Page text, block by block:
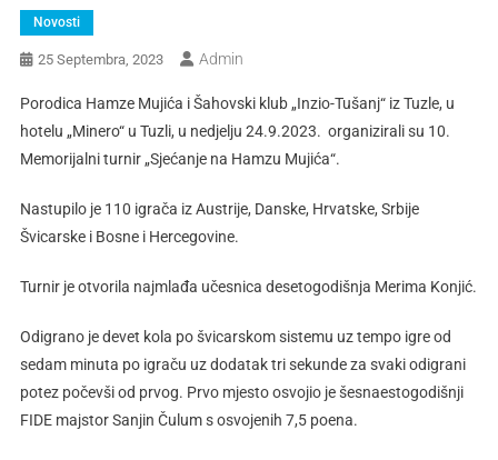
Novosti
25 Septembra, 2023 Admin
Porodica Hamze Mujića i Šahovski klub „Inzio-Tušanj“ iz Tuzle, u
hotelu „Minero“ u Tuzli, u nedjelju 24.9.2023. organizirali su 10.
Memorijalni turnir „Sjećanje na Hamzu Mujića“.
Nastupilo je 110 igrača iz Austrije, Danske, Hrvatske, Srbije
Švicarske i Bosne i Hercegovine.
Turnir je otvorila najmlađa učesnica desetogodišnja Merima Konjić.
Odigrano je devet kola po švicarskom sistemu uz tempo igre od
sedam minuta po igraču uz dodatak tri sekunde za svaki odigrani
potez počevši od prvog. Prvo mjesto osvojio je šesnaestogodišnji
FIDE majstor Sanjin Čulum s osvojenih 7,5 poena.